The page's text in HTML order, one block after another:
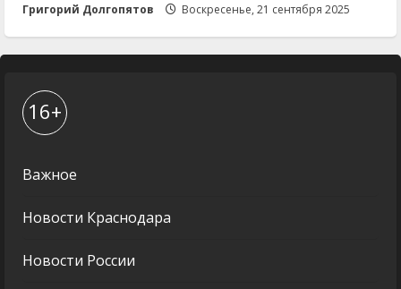
Григорий Долгопятов Воскресенье, 21 сентября 2025
16+
Важное
Новости Краснодара
Новости России